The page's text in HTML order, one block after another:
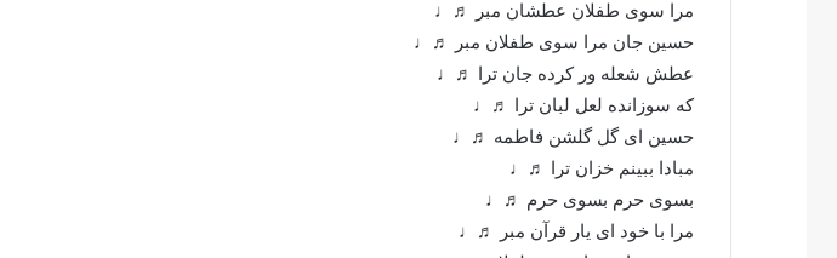
مرا سوی طفلان عطشان مبر ♬♩
حسین جان مرا سوی طفلان مبر ♬♩
عطش شعله ور کرده جان ترا ♬♩
که سوزانده لعل لبان ترا ♬♩
حسین ای گل گلشن فاطمه ♬♩
مبادا ببینم خزان ترا ♬♩
بسوی حرم بسوی حرم ♬♩
مرا با خود ای یار قرآن مبر ♬♩